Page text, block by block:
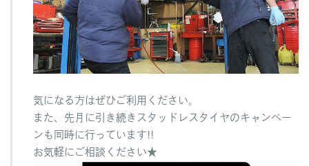
気になる方はぜひご利用ください。
また、先月に引き続きスタッドレスタイヤのキャンペー
ンも同時に行っています!!
お気軽にご相談ください★